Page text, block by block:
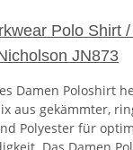
Polo Shirt
JN873
Damen Poloshirt
aus gekämmter,
Polyester für